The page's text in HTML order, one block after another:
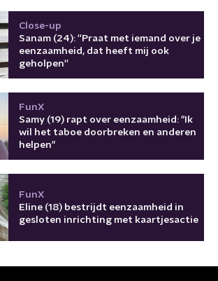
Close-up
Sanam (24): ''Praat met iemand over je
eenzaamheid, dat heeft mij ook
geholpen''
FunX
Samy (19) rapt over eenzaamheid: "Ik
wil het taboe doorbreken en anderen
helpen"
FunX
Eline (18) bestrijdt eenzaamheid in
gesloten inrichting met kaartjesactie